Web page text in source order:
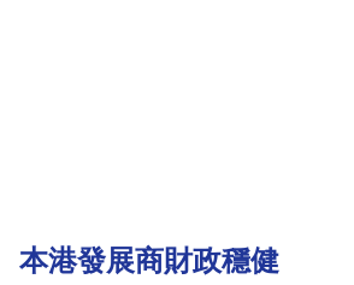
本港發展商財政穩健